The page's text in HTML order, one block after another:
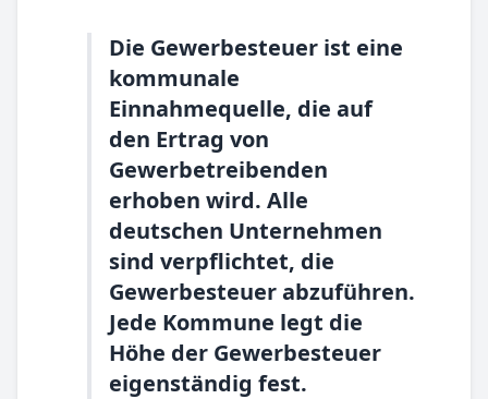
Die Gewerbesteuer ist eine
kommunale
Einnahmequelle, die auf
den Ertrag von
Gewerbetreibenden
erhoben wird. Alle
deutschen Unternehmen
sind verpflichtet, die
Gewerbesteuer abzuführen.
Jede Kommune legt die
Höhe der Gewerbesteuer
eigenständig fest.